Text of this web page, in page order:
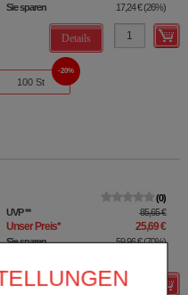
Sie sparen 17,24 €(26%)
Details
100 St
20%
0
UVP** 85,65 €
Unser Preis* 25,69 €
Sie sparen 59,96 €(70%)
Details